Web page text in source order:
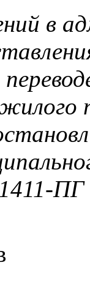
в
ПГ